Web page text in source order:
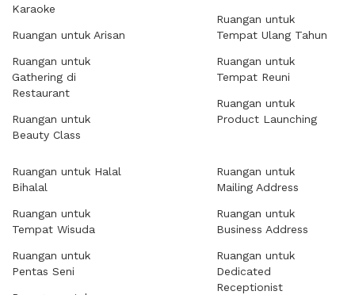
Karaoke
Ruangan untuk Arisan
Ruangan untuk
Gathering di
Restaurant
Ruangan untuk
Beauty Class
Ruangan untuk
Tempat Ulang Tahun
Ruangan untuk
Tempat Reuni
Ruangan untuk
Product Launching
Ruangan untuk Halal
Bihalal
Ruangan untuk
Tempat Wisuda
Ruangan untuk
Pentas Seni
Ruangan untuk
Mailing Address
Ruangan untuk
Business Address
Ruangan untuk
Dedicated
Receptionist